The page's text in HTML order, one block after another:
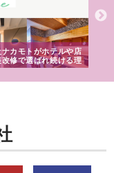
ナカモトがホテルや店
改修で選ばれ続ける理